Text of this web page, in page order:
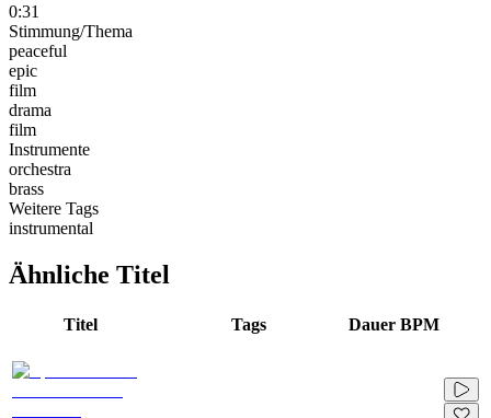
0:31
Stimmung/Thema
peaceful
epic
film
drama
film
Instrumente
orchestra
brass
Weitere Tags
instrumental
Ähnliche Titel
Titel Tags Dauer BPM